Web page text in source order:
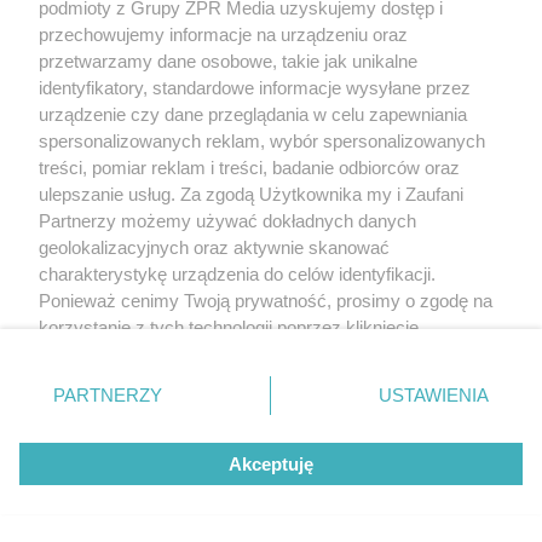
INCYDENT W GLIWICACH
Rolnik, który zniszczył asfalt
Uszkodził aż 200 metrów
nowej drogi
13
podmioty z Grupy ZPR Media uzyskujemy dostęp i
przechowujemy informacje na urządzeniu oraz
przetwarzamy dane osobowe, takie jak unikalne
identyfikatory, standardowe informacje wysyłane przez
urządzenie czy dane przeglądania w celu zapewniania
spersonalizowanych reklam, wybór spersonalizowanych
treści, pomiar reklam i treści, badanie odbiorców oraz
ulepszanie usług. Za zgodą Użytkownika my i Zaufani
Partnerzy możemy używać dokładnych danych
geolokalizacyjnych oraz aktywnie skanować
charakterystykę urządzenia do celów identyfikacji.
Ponieważ cenimy Twoją prywatność, prosimy o zgodę na
korzystanie z tych technologii poprzez kliknięcie
zmienić/wycofać klikając przycisk ustawień prywatności
znajdujący się w lewym dolnym rogu strony
rodzaje przetwarzania danych nie wymagają zgody
użytkownika, ale masz prawo sprzeciwić się takiemu
przetwarzaniu. Preferencje będą miały zastosowanie tylko
PARTNERZY USTAWIENIA
Akceptuję